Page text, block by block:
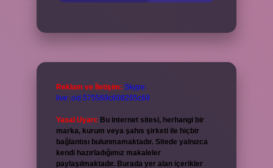
Reklam ve İletişim: Skype:
live:.cid.575569c608265c69
Yasal Uyarı: Bu internet sitesi, herhangi bir
marka, kurum veya şahıs şirketi ile hiçbir
bağlantısı bulunmamaktadır. Sitede yalnızca
kendi hazırladığımız makaleler
paylaşılmaktadır. Burada yer alan içerikler